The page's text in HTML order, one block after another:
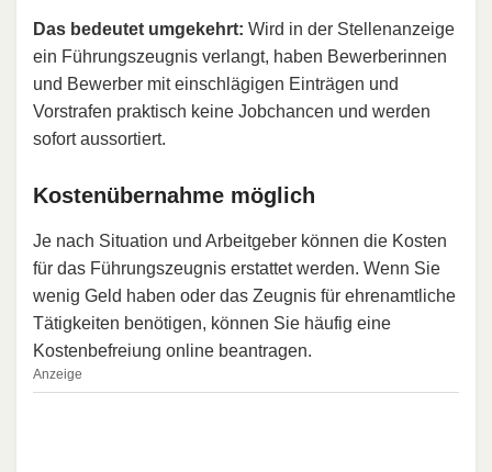
Das bedeutet umgekehrt: Wird in der Stellenanzeige
ein Führungszeugnis verlangt, haben Bewerberinnen
und Bewerber mit einschlägigen Einträgen und
Vorstrafen praktisch keine Jobchancen und werden
sofort aussortiert.
Kostenübernahme möglich
Je nach Situation und Arbeitgeber können die Kosten
für das Führungszeugnis erstattet werden. Wenn Sie
wenig Geld haben oder das Zeugnis für ehrenamtliche
Tätigkeiten benötigen, können Sie häufig eine
Kostenbefreiung online beantragen.
Anzeige